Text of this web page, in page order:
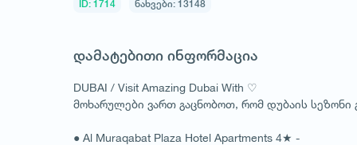
ID: 1714 ნახვები: 13148
დამატებითი ინფორმაცია
DUBAI / Visit Amazing Dubai With ♡
მოხარულები ვართ გაცნობოთ, რომ დუბაის სეზონი
● Al Muraqabat Plaza Hotel Apartments 4★ -